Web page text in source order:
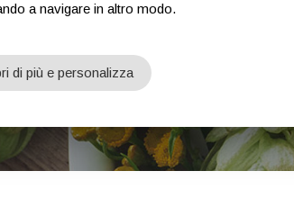
a navigare in altro modo.
di più e personalizza